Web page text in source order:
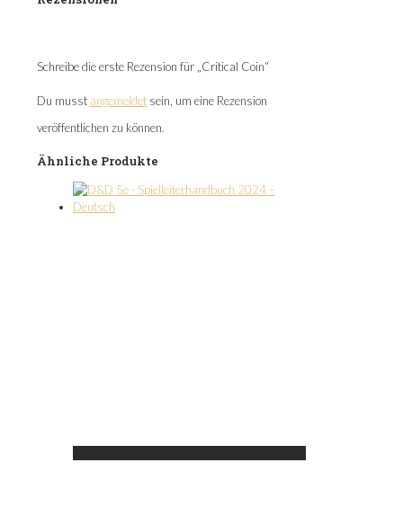
Schreibe die erste Rezension für „Critical Coin“
Du musst angemeldet sein, um eine Rezension
veröffentlichen zu können.
Ähnliche Produkte